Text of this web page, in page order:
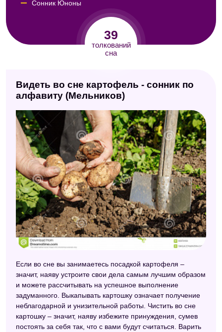
39
толкований
сна
Сонник Юноны
Сонник для женщин
Сонник Роммеля
Сонник Майя
Сонник Кананита
Сонник Миллера
Сонник Хассе
Сонник "Еда"
Сонник друидов
Любовный сонник
Сонник XXI века
Сонник для стервы
Сонник Симеона Прозорова
Сонник для девочек
Видеть во сне картофель - сонник по
алфавиту (Мельников)
Если во сне вы занимаетесь посадкой картофеля –
значит, наяву устроите свои дела самым лучшим образом
и можете рассчитывать на успешное выполнение
задуманного. Выкапывать картошку означает получение
неблагодарной и унизительной работы. Чистить во сне
картошку – значит, наяву избежите принуждения, сумев
постоять за себя так, что с вами будут считаться. Варить